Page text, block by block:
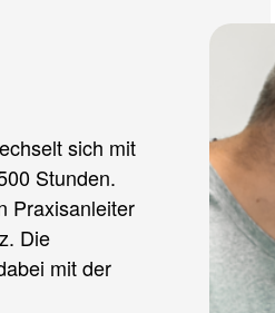
sich mit
Stunden.
Praxisanleiter
Die
mit der